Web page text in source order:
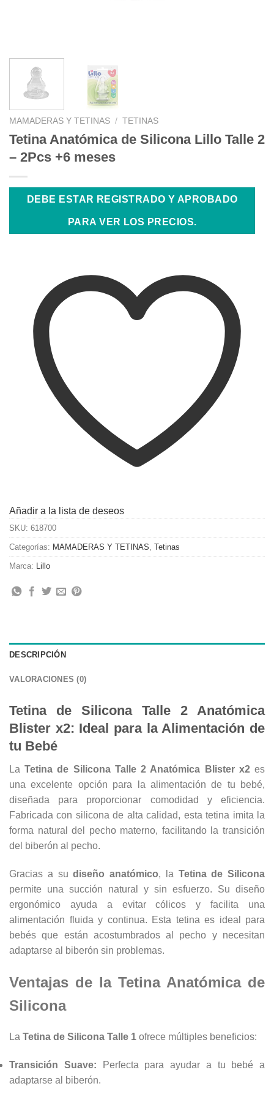
MAMADERAS Y TETINAS / TETINAS
Tetina Anatómica de Silicona Lillo Talle 2
– 2Pcs +6 meses
DEBE ESTAR REGISTRADO Y APROBADO
PARA VER LOS PRECIOS.
Añadir a la lista de deseos
SKU: 618700
Categorías: MAMADERAS Y TETINAS, Tetinas
Marca: Lillo
DESCRIPCIÓN
VALORACIONES (0)
Tetina de Silicona Talle 2 Anatómica
Blister x2: Ideal para la Alimentación de
tu Bebé
LaTetina de Silicona Talle 2 Anatómica Blister x2es
una excelente opción para la alimentación de tu bebé,
diseñada para proporcionar comodidad y eficiencia.
Fabricada con silicona de alta calidad, esta tetina imita la
forma natural del pecho materno, facilitando la transición
del biberón al pecho.
Gracias a sudiseño anatómico, la Tetina de Silicona
permite una succión natural y sin esfuerzo. Su diseño
ergonómico ayuda a evitar cólicos y facilita una
alimentación fluida y continua. Esta tetina es ideal para
bebés que están acostumbrados al pecho y necesitan
adaptarse al biberón sin problemas.
Ventajas de la Tetina Anatómica de
Silicona
La Tetina de Silicona Talle 1 ofrece múltiples beneficios:
Transición Suave: Perfecta para ayudar a tu bebé a
adaptarse al biberón.